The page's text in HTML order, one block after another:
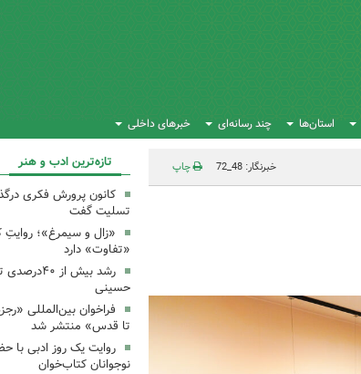
استان‌ها چند رسانه‌ای خبرهای داخلی
خبرنگار: 48_72 چاپ تازه‌ترین ادب و هنر
کانون پرورش فکری
تسلیت گفت
«زال و سیمرغ»؛ روایتِ
«تفاوت» دارد
رشد بیش از
حسینی
فراخوان بین‌المللی
تا قدس» منتشر شد
روایت یک روز ادبی با
نوجوانان کتاب‌خوان